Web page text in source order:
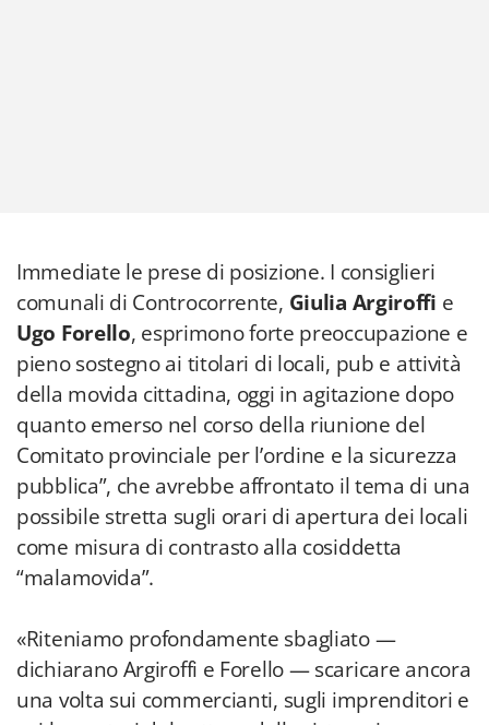
Immediate le prese di posizione. I consiglieri
comunali di Controcorrente, Giulia Argiroffi e
Ugo Forello, esprimono forte preoccupazione e
pieno sostegno ai titolari di locali, pub e attività
della movida cittadina, oggi in agitazione dopo
quanto emerso nel corso della riunione del
Comitato provinciale per l’ordine e la sicurezza
pubblica”, che avrebbe affrontato il tema di una
possibile stretta sugli orari di apertura dei locali
come misura di contrasto alla cosiddetta
“malamovida”.
«Riteniamo profondamente sbagliato —
dichiarano Argiroffi e Forello — scaricare ancora
una volta sui commercianti, sugli imprenditori e